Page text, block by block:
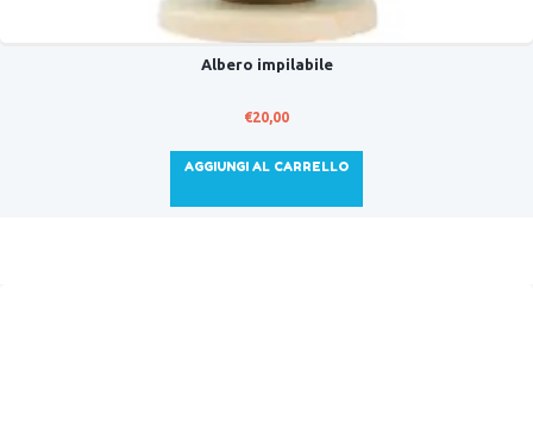
Albero impilabile
€20,00
AGGIUNGI AL CARRELLO